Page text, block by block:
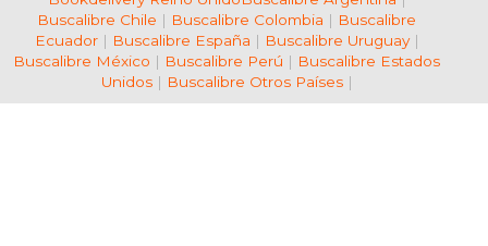
Buscalibre Chile | Buscalibre Colombia | Buscalibre
Ecuador| Buscalibre España | Buscalibre Uruguay|
Buscalibre México | Buscalibre Perú | Buscalibre Estados
Unidos| Buscalibre Otros Países|